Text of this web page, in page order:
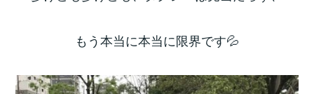
もう本当に本当に限界です💦